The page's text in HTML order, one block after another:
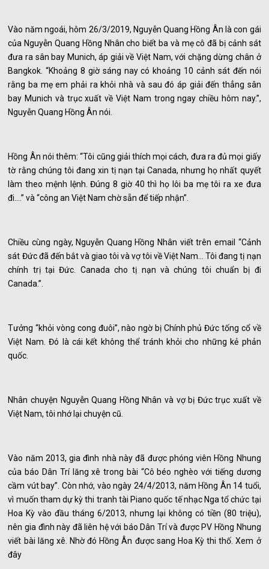
Vào năm ngoái, hôm 26/3/2019, Nguyễn Quang Hồng Ân là con gái
của Nguyễn Quang Hồng Nhân cho biết ba và mẹ cô đã bị cảnh sát
đưa ra sân bay Munich, áp giải về Việt Nam, với chặng dừng chân ở
Bangkok. “Khoảng 8 giờ sáng nay có khoảng 10 cảnh sát đến nói
rằng ba mẹ em phải ra khỏi nhà và sau đó áp giải đến thẳng sân
bay Munich và trục xuất về Việt Nam trong ngay chiều hôm nay.”,
Nguyễn Quang Hồng Ân nói.
Hồng Ân nói thêm: “Tôi cũng giải thích mọi cách, đưa ra đủ mọi giấy
tờ rằng chúng tôi đang xin tị nạn tại Canada, nhưng họ nhất quyết
làm theo mệnh lệnh. Đúng 8 giờ 40 thì họ lôi ba mẹ tôi ra xe đưa
đi….” và “công an Việt Nam chờ sẵn để tiếp nhận”.
Chiều cùng ngày, Nguyễn Quang Hồng Nhân viết trên email “Cảnh
sát Đức đã đến bắt và giao tôi và vợ tôi về Việt Nam… Tôi đang tị nạn
chính trị tại Đức. Canada cho tị nạn và chúng tôi chuẩn bị đi
Canada.”.
Tưởng “khỏi vòng cong đuôi”, nào ngờ bị Chính phủ Đức tống cổ về
Việt Nam. Đó là cái kết không thể tránh khỏi cho những kẻ phản
quốc.
Nhân chuyện Nguyễn Quang Hồng Nhân và vợ bị Đức trục xuất về
Việt Nam, tôi nhớ lại chuyện cũ.
Vào năm 2013, gia đình nhà này đã được phóng viên Hồng Nhung
của báo Dân Trí lăng xê trong bài “Cô béo nghèo với tiếng dương
cầm vút bay”. Còn nhớ, vào ngày 24/4/2013, năm Hồng Ân 14 tuổi,
vì muốn tham dự kỳ thi tranh tài Piano quốc tế nhạc Nga tổ chức tại
Hoa Kỳ vào đầu tháng 6/2013, nhưng lại không có tiền (80 triệu),
nên gia đình này đã liên hệ với báo Dân Trí và được PV Hồng Nhung
viết bài lăng xê. Nhờ đó Hồng Ân được sang Hoa Kỳ thi thố. Xem ở
đây